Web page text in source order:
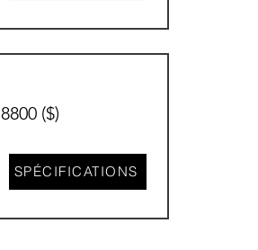
8800 ($)
SPÉCIFICATIONS